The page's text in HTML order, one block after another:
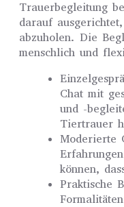
Trauerbegleitung
darauf
abzuholen. Die
menschlich und
Chat mit
und -
Tiertrauer
Moderierte
können,
Praktische